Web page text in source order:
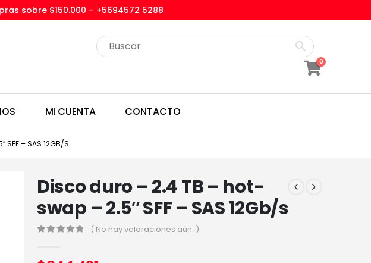
sobre $150.000 – +5694572 5288
0
MI CUENTA CONTACTO
SFF – SAS 12GB/S
Disco duro – 2.4 TB – hot-
swap – 2.5″ SFF – SAS 12Gb/s
( No hay valoraciones aún. )